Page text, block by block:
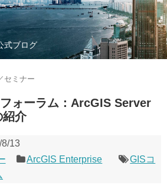
式ブログ
セミナー
ォーラム：ArcGIS Server
紹介
8/13
ArcGIS Enterprise
GISコ